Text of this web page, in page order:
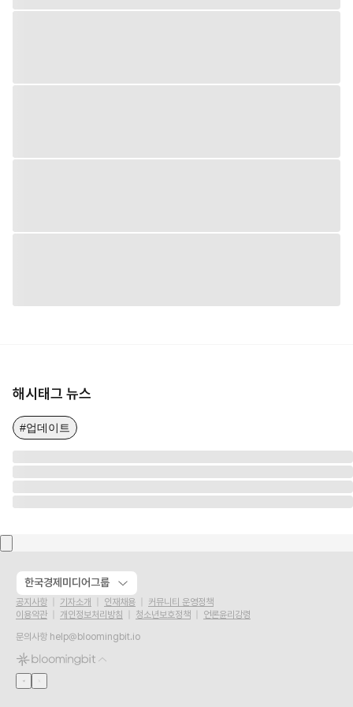
해시태그 뉴스
#업데이트
한국경제미디어그룹
공지사항 기자소개 인재채용
커뮤니티 운영정책
이용약관
개인정보처리방침 청소년보호정책
언론윤리강령
문의사항 help@bloomingbit.io